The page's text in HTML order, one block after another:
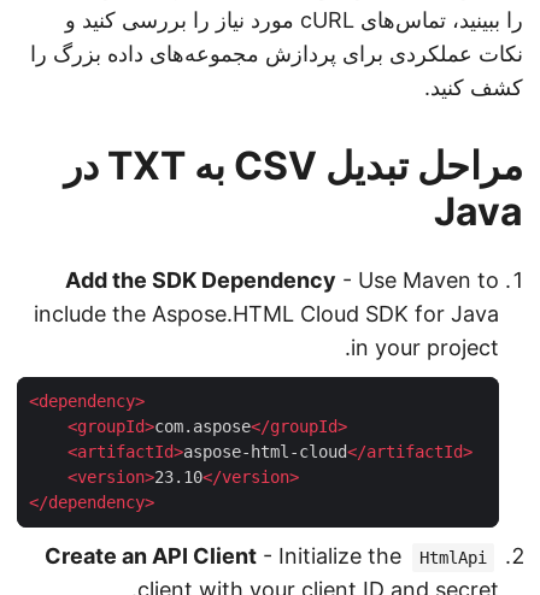
را ببینید، تماس‌های cURL مورد نیاز را بررسی کنید و
نکات عملکردی برای پردازش مجموعه‌های داده بزرگ را
کشف کنید.
مراحل تبدیل CSV به TXT در
Java
Add the SDK Dependency- Use Maven to
include the Aspose.HTML Cloud SDK for Java
in your project.
<dependency
<groupId>com.aspose</groupId
<artifactId>aspose-html-cloud</artifactId
<version>23.10</version
</dependency
Create an API Client- Initialize the HtmlApi
client with your client ID and secret.